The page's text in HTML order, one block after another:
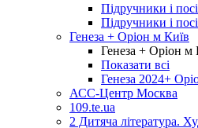
Підручники і
Підручники і
Генеза + Оріон м Київ
Генеза + Оріон м
Показати всі
Генеза 2024+
АСС-Центр Москва
109.te.ua
2 Дитяча література.